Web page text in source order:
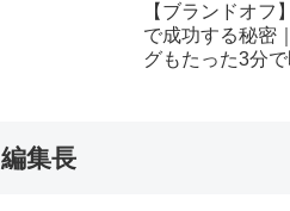
【ブランドオフ
で成功する秘密
グもたった3分
編集長